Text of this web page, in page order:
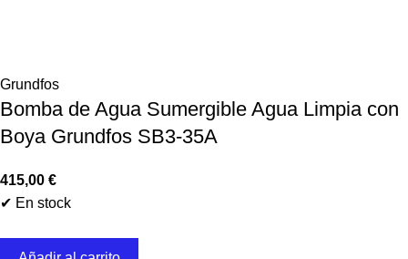
Grundfos
Bomba de Agua Sumergible Agua Limpia con
Boya Grundfos SB3-35A
415,00 €
✔ En stock